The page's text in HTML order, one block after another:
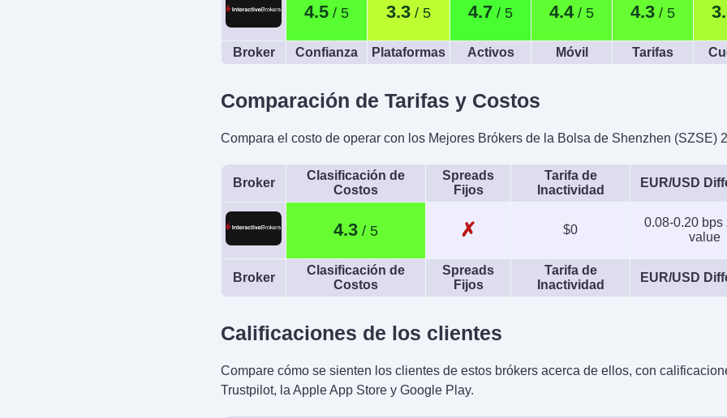
4.5 3.3 4.7 4.4 4.3
Broker Confianza Plataformas Activos Móvil Tarifas
Comparación de Tarifas y Costos
Compara el costo de operar con los Mejores Brókers de la Bolsa de Shenzhen (SZSE)
Broker
Clasificación de
Costos
Spreads
Fijos
Tarifa de
Inactividad
EUR/USD
4.3 ✗ $0
0.08-0.20 bps
value
Broker
Clasificación de
Costos
Spreads
Fijos
Tarifa de
Inactividad
EUR/USD
Calificaciones de los clientes
Compare cómo se sienten los clientes de estos brókers acerca de ellos, con
Trustpilot, la Apple App Store y Google Play.